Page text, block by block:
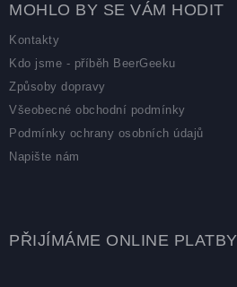
MOHLO BY SE VÁM HODIT
Kontakty
Kdo jsme - příběh BeerGeeku
Způsoby dopravy
Všeobecné obchodní podmínky
Podmínky ochrany osobních údajů
Napište nám
PŘIJÍMÁME ONLINE PLATBY